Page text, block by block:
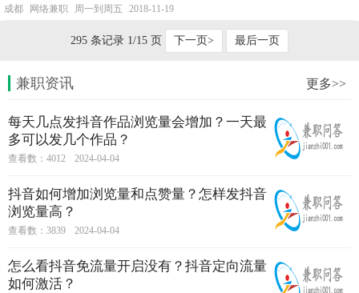
成都 网络兼职 周一到周五 2018-11-19
295 条记录 1/15 页 下一页> 最后一页
兼职资讯 更多>>
每天几点发抖音作品浏览量会增加？一天最
多可以发几个作品？
查看数：4012 2024-04-04
抖音如何增加浏览量和点赞量？怎样发抖音
浏览量高？
查看数：3839 2024-04-04
怎么看抖音免流量开启没有？抖音定向流量
如何激活？